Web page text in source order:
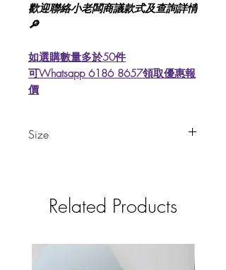
歡迎聯絡小老闆商議款式及查詢詳情
🔎
如選購數量多於50件
可Whatsapp 6186 8657領取優惠報
價
Size
Related Products